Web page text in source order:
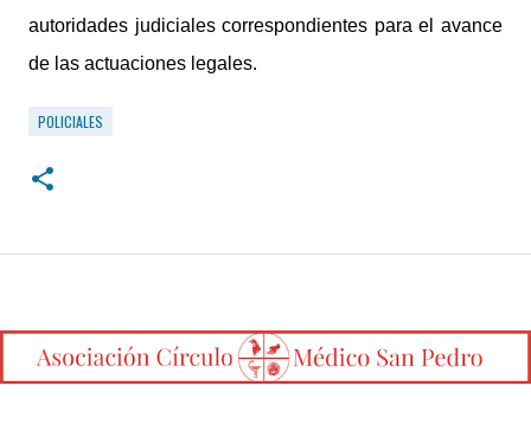
autoridades judiciales correspondientes para el avance
de las actuaciones legales.
POLICIALES